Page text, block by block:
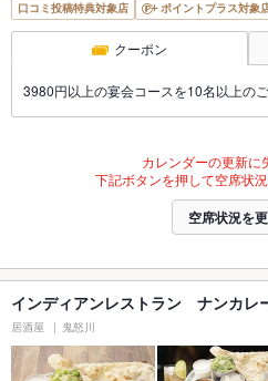
口コミ投稿特典対象店 ポイントプラス対象
クーポン
3980円以上の宴会コースを10名以上の
カレンダーの更新に
下記ボタンを押して空席状
空席状況を
インディアンレストラン ナンカレ
居酒屋 鬼怒川